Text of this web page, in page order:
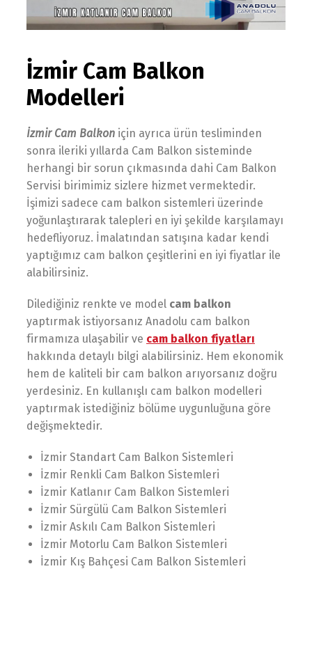
İzmir Cam Balkon
Modelleri
İzmir Cam Balkon için ayrıca ürün tesliminden
sonra ileriki yıllarda Cam Balkon sisteminde
herhangi bir sorun çıkmasında dahi Cam Balkon
Servisi birimimiz sizlere hizmet vermektedir.
İşimizi sadece cam balkon sistemleri üzerinde
yoğunlaştırarak talepleri en iyi şekilde karşılamayı
hedefliyoruz. İmalatından satışına kadar kendi
yaptığımız cam balkon çeşitlerini en iyi fiyatlar ile
alabilirsiniz.
Dilediğiniz renkte ve model cam balkon
yaptırmak istiyorsanız Anadolu cam balkon
firmamıza ulaşabilir ve cam balkon fiyatları
hakkında detaylı bilgi alabilirsiniz. Hem ekonomik
hem de kaliteli bir cam balkon arıyorsanız doğru
yerdesiniz. En kullanışlı cam balkon modelleri
yaptırmak istediğiniz bölüme uygunluğuna göre
değişmektedir.
İzmir Standart Cam Balkon Sistemleri
İzmir Renkli Cam Balkon Sistemleri
İzmir Katlanır Cam Balkon Sistemleri
İzmir Sürgülü Cam Balkon Sistemleri
İzmir Askılı Cam Balkon Sistemleri
İzmir Motorlu Cam Balkon Sistemleri
İzmir Kış Bahçesi Cam Balkon Sistemleri